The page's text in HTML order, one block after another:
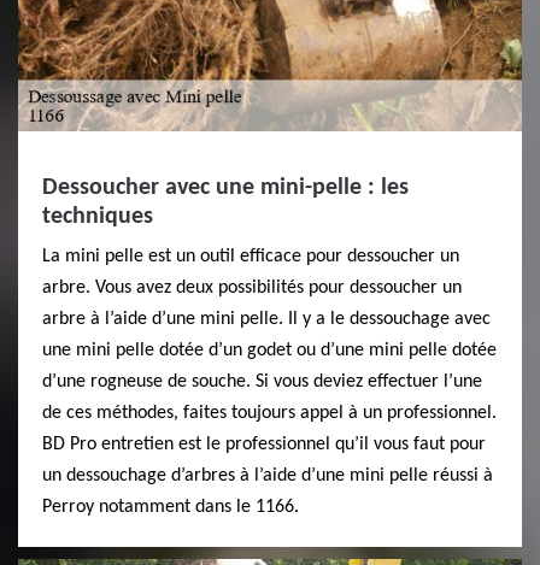
Dessoucher avec une mini-pelle : les
techniques
La mini pelle est un outil efficace pour dessoucher un
arbre. Vous avez deux possibilités pour dessoucher un
arbre à l’aide d’une mini pelle. Il y a le dessouchage avec
une mini pelle dotée d’un godet ou d’une mini pelle dotée
d’une rogneuse de souche. Si vous deviez effectuer l’une
de ces méthodes, faites toujours appel à un professionnel.
BD Pro entretien est le professionnel qu’il vous faut pour
un dessouchage d’arbres à l’aide d’une mini pelle réussi à
Perroy notamment dans le 1166.